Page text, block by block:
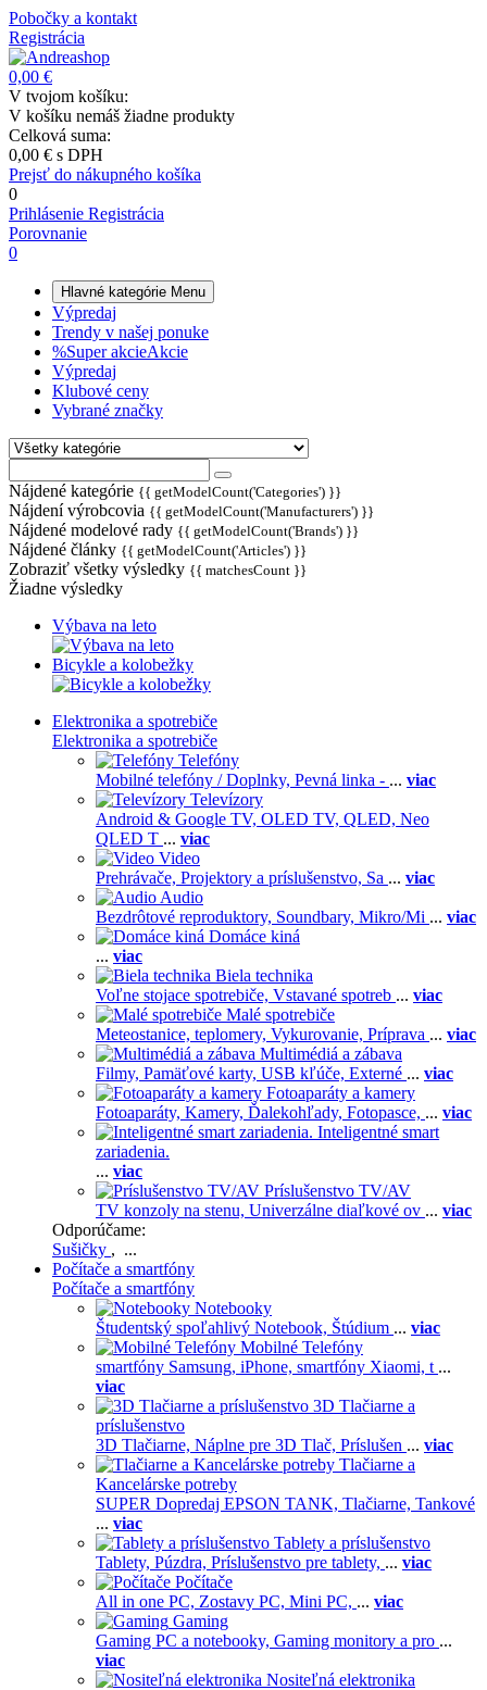
Pobočky a kontakt
Registrácia
0,00 €
V tvojom košíku:
V košíku nemáš žiadne produkty
Celková suma:
0,00 € s DPH
Prejsť do nákupného košíka
0
Prihlásenie Registrácia
Porovnanie
0
Hlavné kategórie Menu
Výpredaj
Trendy v našej ponuke
%Super akcieAkcie
Výpredaj
Klubové ceny
Vybrané značky
Nájdené kategórie {{ getModelCount('Categories') }}
Nájdení výrobcovia {{ getModelCount('Manufacturers') }}
Nájdené modelové rady {{ getModelCount('Brands') }}
Nájdené články {{ getModelCount('Articles') }}
Zobraziť všetky výsledky {{ matchesCount }}
Žiadne výsledky
Výbava na leto
Bicykle a kolobežky
Elektronika a spotrebiče
Elektronika a spotrebiče
Telefóny
Mobilné telefóny / Doplnky, Pevná linka - ... viac
Televízory
Android & Google TV, OLED TV, QLED, Neo
QLED T ... viac
Video
Prehrávače, Projektory a príslušenstvo, Sa ... viac
Audio
Bezdrôtové reproduktory, Soundbary, Mikro/Mi ... viac
Domáce kiná
... viac
Biela technika
Voľne stojace spotrebiče, Vstavané spotreb ... viac
Malé spotrebiče
Meteostanice, teplomery, Vykurovanie, Príprava ... viac
Multimédiá a zábava
Filmy, Pamäťové karty, USB kľúče, Externé ... viac
Fotoaparáty a kamery
Fotoaparáty, Kamery, Ďalekohľady, Fotopasce, ... viac
Inteligentné smart
zariadenia.
... viac
Príslušenstvo TV/AV
TV konzoly na stenu, Univerzálne diaľkové ov ... viac
Odporúčame:
Sušičky , ...
Počítače a smartfóny
Počítače a smartfóny
Notebooky
Študentský spoľahlivý Notebook, Štúdium ... viac
Mobilné Telefóny
smartfóny Samsung, iPhone, smartfóny Xiaomi, t ...
viac
3D Tlačiarne a
príslušenstvo
3D Tlačiarne, Náplne pre 3D Tlač, Príslušen ... viac
Tlačiarne a
Kancelárske potreby
SUPER Dopredaj EPSON TANK, Tlačiarne, Tankové
... viac
Tablety a príslušenstvo
Tablety, Púzdra, Príslušenstvo pre tablety, ... viac
Počítače
All in one PC, Zostavy PC, Mini PC, ... viac
Gaming
Gaming PC a notebooky, Gaming monitory a pro ...
viac
Nositeľná elektronika